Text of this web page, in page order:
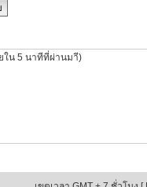
ใน 5 นาทีที่ผ่านมาี)